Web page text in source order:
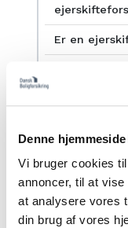
Denne
Vi bruger cookies
annoncer, til at
at analysere vores
din brug af vores
Er en
Hvilke
kunne